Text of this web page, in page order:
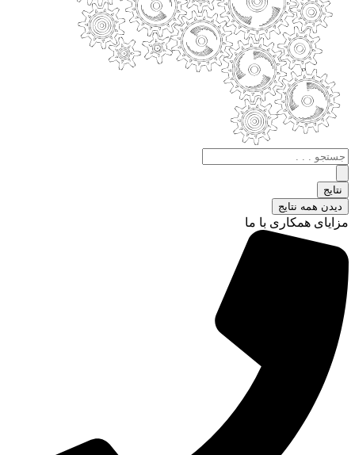
جستجو
.
.
.
نتایج
دیدن همه نتایج
مزایای همکاری با ما